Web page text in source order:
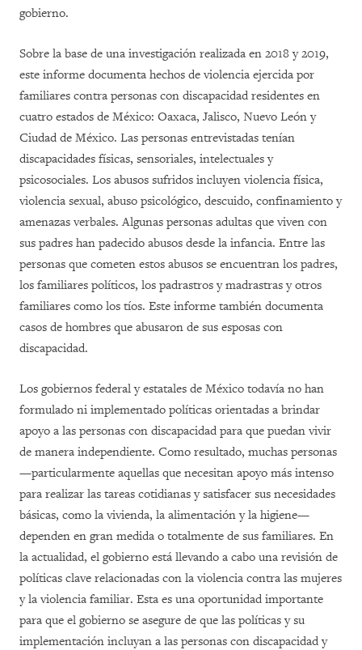
gobierno.
Sobre la base de una investigación realizada en 2018 y 2019,
este informe documenta hechos de violencia ejercida por
familiares contra personas con discapacidad residentes en
cuatro estados de México: Oaxaca, Jalisco, Nuevo León y
Ciudad de México. Las personas entrevistadas tenían
discapacidades físicas, sensoriales, intelectuales y
psicosociales. Los abusos sufridos incluyen violencia física,
violencia sexual, abuso psicológico, descuido, confinamiento y
amenazas verbales. Algunas personas adultas que viven con
sus padres han padecido abusos desde la infancia. Entre las
personas que cometen estos abusos se encuentran los padres,
los familiares políticos, los padrastros y madrastras y otros
familiares como los tíos. Este informe también documenta
casos de hombres que abusaron de sus esposas con
discapacidad.
Los gobiernos federal y estatales de México todavía no han
formulado ni implementado políticas orientadas a brindar
apoyo a las personas con discapacidad para que puedan vivir
de manera independiente. Como resultado, muchas personas
—particularmente aquellas que necesitan apoyo más intenso
para realizar las tareas cotidianas y satisfacer sus necesidades
básicas, como la vivienda, la alimentación y la higiene—
dependen en gran medida o totalmente de sus familiares. En
la actualidad, el gobierno está llevando a cabo una revisión de
políticas clave relacionadas con la violencia contra las mujeres
y la violencia familiar. Esta es una oportunidad importante
para que el gobierno se asegure de que las políticas y su
implementación incluyan a las personas con discapacidad y